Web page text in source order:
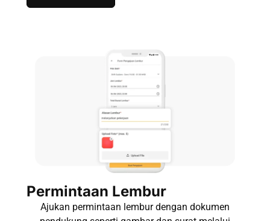
Permintaan Lembur
Ajukan permintaan lembur dengan dokumen